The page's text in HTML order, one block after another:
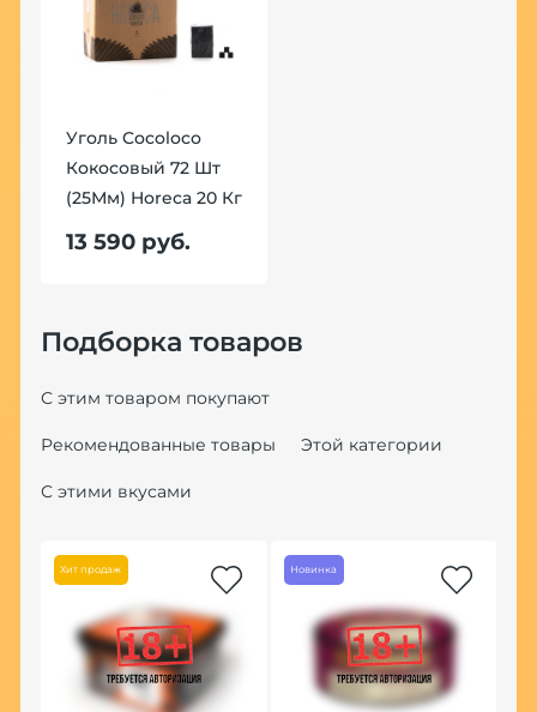
Уголь Cocoloco
Кокосовый 72 Шт
(25Мм) Horeca 20 Кг
13 590 руб.
Подборка товаров
С этим товаром покупают
Рекомендованные товары Этой категории
С этими вкусами
Хит продаж Новинка